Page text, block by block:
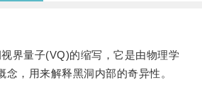
量子(VQ)的缩写，它是由物理学
念，用来解释黑洞内部的奇异性。